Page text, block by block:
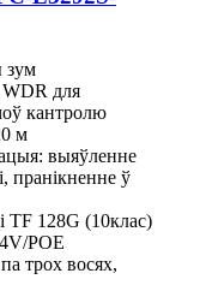
зум
для
кантролю
м
выяўленне
пранікненне ў
TF 128G (10клас)
POE
трох восях,